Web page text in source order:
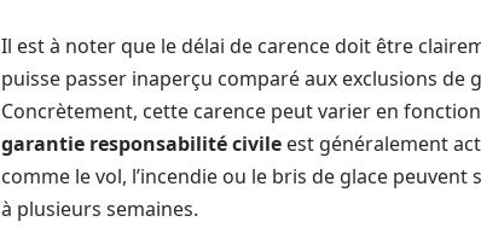
Il est à noter que le délai de carence doit être
puisse passer inaperçu comparé aux exclusions de
Concrètement, cette carence peut varier en
garantie responsabilité civile est généralement
comme le vol, l’incendie ou le bris de glace
à plusieurs semaines.